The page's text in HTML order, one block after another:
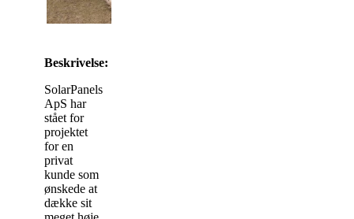
Beskrivelse:
SolarPanels
ApS har
stået for
projektet
for en
privat
kunde som
ønskede at
dække sit